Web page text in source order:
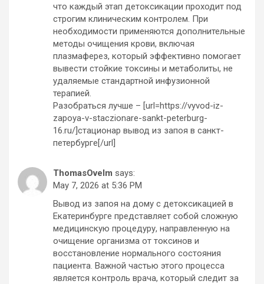
что каждый этап детоксикации проходит под
строгим клиническим контролем. При
необходимости применяются дополнительные
методы очищения крови, включая
плазмаферез, который эффективно помогает
вывести стойкие токсины и метаболиты, не
удаляемые стандартной инфузионной
терапией.
Разобраться лучше – [url=https://vyvod-iz-
zapoya-v-staczionare-sankt-peterburg-
16.ru/]стационар вывод из запоя в санкт-
петербурге[/url]
ThomasOvelm says:
May 7, 2026 at 5:36 PM
Вывод из запоя на дому с детоксикацией в
Екатеринбурге представляет собой сложную
медицинскую процедуру, направленную на
очищение организма от токсинов и
восстановление нормального состояния
пациента. Важной частью этого процесса
является контроль врача, который следит за